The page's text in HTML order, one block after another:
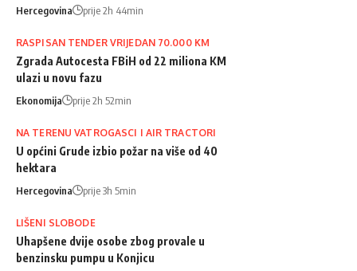
Hercegovina prije 2h 44min
RASPISAN TENDER VRIJEDAN 70.000 KM
Zgrada Autocesta FBiH od 22 miliona KM
ulazi u novu fazu
Ekonomija prije 2h 52min
NA TERENU VATROGASCI I AIR TRACTORI
U općini Grude izbio požar na više od 40
hektara
Hercegovina prije 3h 5min
LIŠENI SLOBODE
Uhapšene dvije osobe zbog provale u
benzinsku pumpu u Konjicu